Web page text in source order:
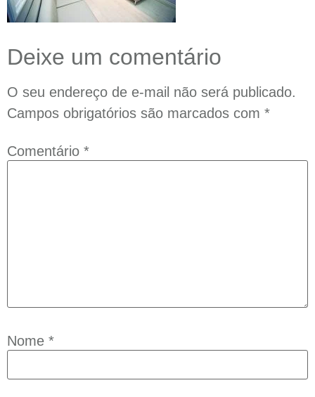
Deixe um comentário
O seu endereço de e-mail não será publicado.
Campos obrigatórios são marcados com *
Comentário *
Nome *